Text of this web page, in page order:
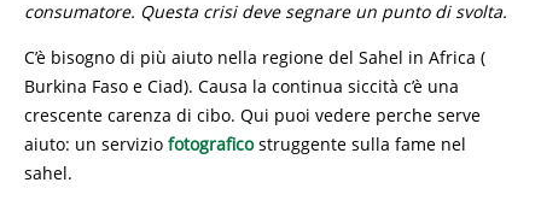
consumatore. Questa crisi deve segnare un punto di svolta.
C’è bisogno di più aiuto nella regione del Sahel in Africa (
Burkina Faso e Ciad). Causa la continua siccità c’è una
crescente carenza di cibo. Qui puoi vedere perche serve
aiuto: un servizio fotograficostruggente sulla fame nel
sahel.